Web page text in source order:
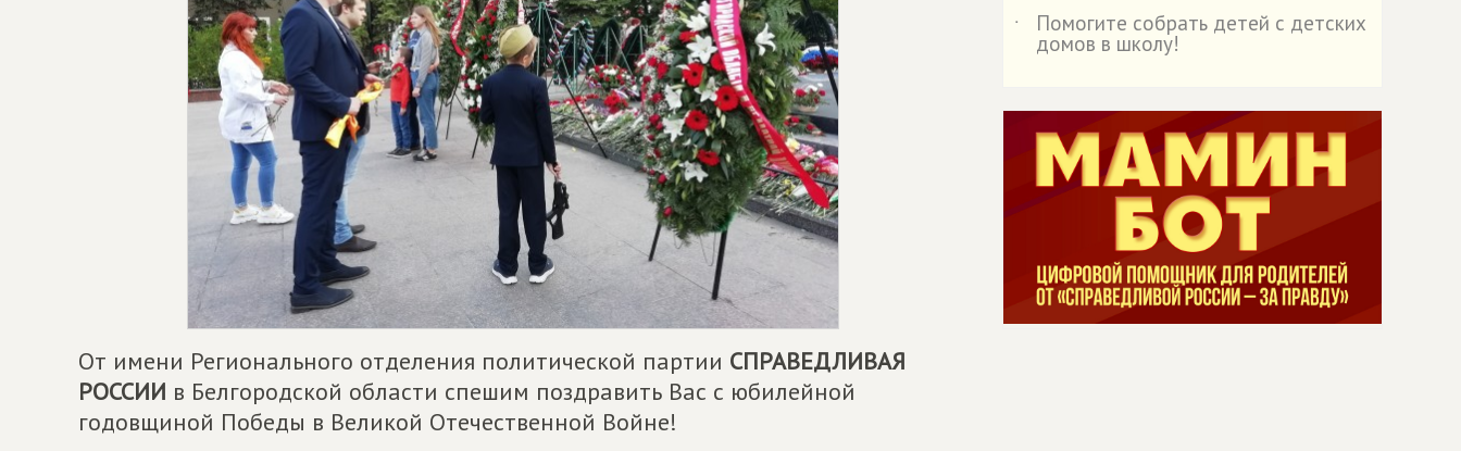
От имени Регионального отделения политической партии СПРАВЕДЛИВАЯ
РОССИИ в Белгородской области спешим поздравить Вас с юбилейной
годовщиной Победы в Великой Отечественной Войне!
˙
Помогите собрать детей с детских
домов в школу!